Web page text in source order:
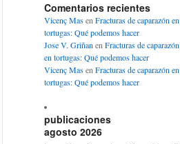
Comentarios recientes
Vicenç Masen Fracturas de caparazón en
tortugas: Qué podemos hacer
Jose V. Griñan en Fracturas de caparazón
en tortugas: Qué podemos hacer
Vicenç Masen Fracturas de caparazón en
tortugas: Qué podemos hacer
publicaciones
agosto 2026